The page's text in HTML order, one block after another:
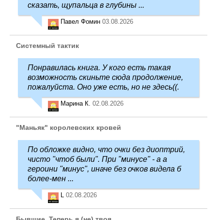
сказать, щупальца в глубины ...
Павел Фомин 03.08.2026
Системный тактик
Понравилась книга. У кого есть такая
возможность скиньте сюда продолжение,
пожалуйста. Оно уже есть, но не здесь((.
Марина К. 02.08.2026
"Маньяк" королевских кровей
По обложке видно, что очки без диоптрий,
чисто "чтоб были". При "минусе" - а а
героини "минус", иначе без очков видела б
более-мен ...
L 02.08.2026